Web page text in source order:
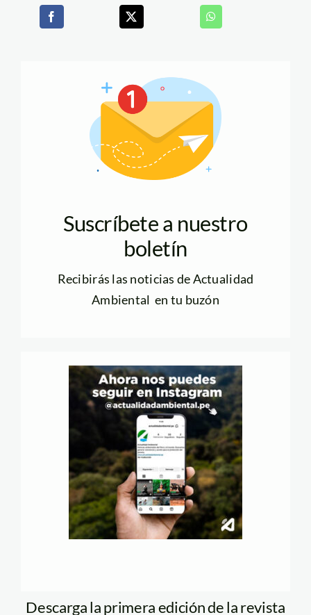
Suscríbete a nuestro
boletín
Recibirás las noticias de Actualidad
Ambiental en tu buzón
Descarga la primera edición de la revista